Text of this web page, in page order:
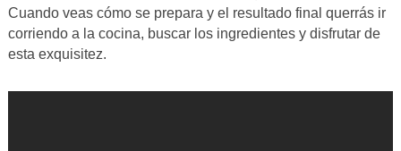
Cuando veas cómo se prepara y el resultado final querrás ir
corriendo a la cocina, buscar los ingredientes y disfrutar de
esta exquisitez.